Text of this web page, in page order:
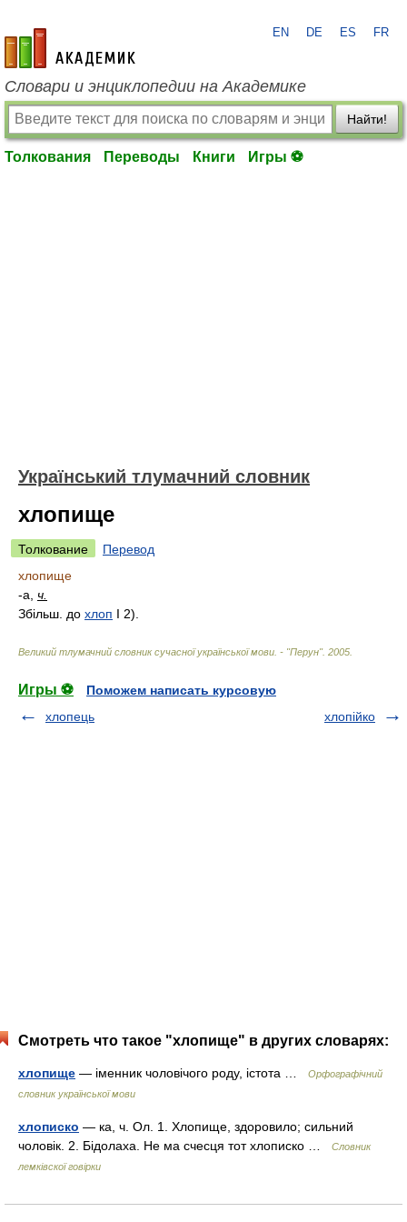
academic.ru
EN DE ES FR
Словари и энциклопедии на Академике
Найти!
Толкования Переводы Книги Игры ⚽
Український тлумачний словник
хлопище
Толкование
Перевод
хлопище
-а, ч.
Збільш. до хлоп I 2).
Великий тлумачний словник сучасної української мови. - "Перун". 2005
Игры ⚽
Поможем написать курсовую
хлопець
хлопійко
Смотреть что такое "хлопище" в других словарях:
хлопище — іменник чоловічого роду, істота …
Орфографічний
словник української мови
хлописко — ка, ч. Ол. 1. Хлопище, здоровило; сильний
чоловік. 2. Бідолаха. Не ма счесця тот хлописко …
Словник
лемківскої говірки